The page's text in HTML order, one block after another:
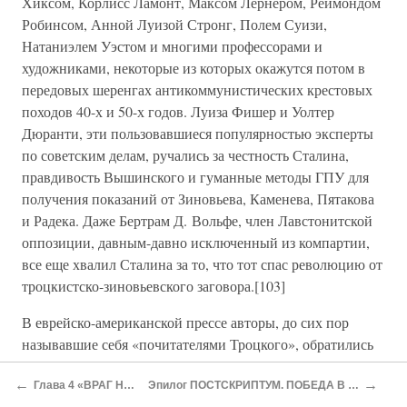
Робинсом, Анной Луизой Стронг, Полем Суизи,
Натаниэлем Уэстом и многими профессорами и
художниками, некоторые из которых окажутся потом в
передовых шеренгах антикоммунистических крестовых
походов 40-х и 50-х годов. Луиза Фишер и Уолтер
Дюранти, эти пользовавшиеся популярностью эксперты
по советским делам, ручались за честность Сталина,
правдивость Вышинского и гуманные методы ГПУ для
получения показаний от Зиновьева, Каменева, Пятакова
и Радека. Даже Бертрам Д. Вольфе, член Лавстонитской
оппозиции, давным-давно исключенный из компартии,
все еще хвалил Сталина за то, что тот спас революцию от
троцкистско-зиновьевского заговора.[103]
В еврейско-американской прессе авторы, до сих пор
называвшие себя «почитателями Троцкого», обратились
против него, когда тот заговорил об антисемитских
оттенках московских процессов. Редактор одной такой
← Глава 4 «ВРАГ НАРОДА» Эпилог ПОСТСКРИПТУМ. ПОБЕДА В ПОРАЖЕНИИ →